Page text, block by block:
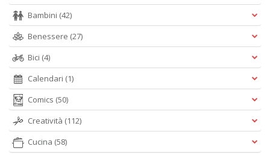
Bambini (42)
Benessere (27)
Bici (4)
Calendari (1)
Comics (50)
Creatività (112)
Cucina (58)